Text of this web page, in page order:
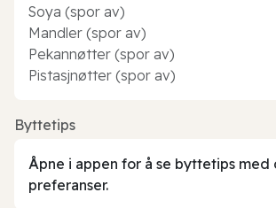
Soya (spor av)
Mandler (spor av)
Pekannøtter (spor av)
Pistasjnøtter (spor av)
Byttetips
Åpne i appen for å se byttetips med
preferanser.